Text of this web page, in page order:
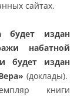
сайтах.
будет издан
набатной
будет издан
(доклады).
книги